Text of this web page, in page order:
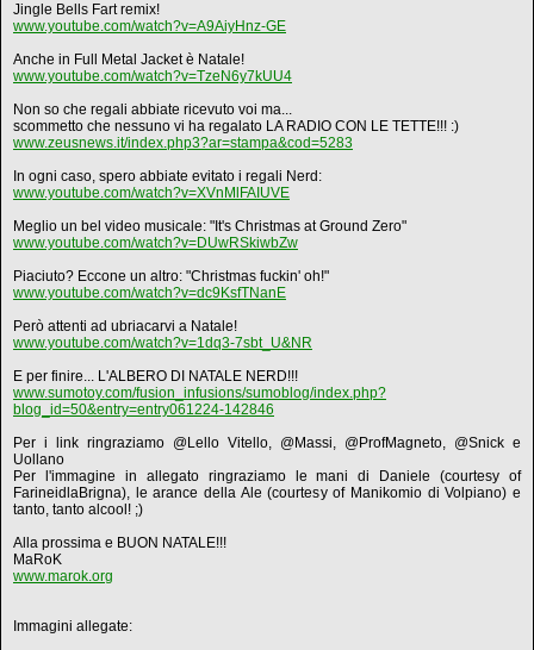
Jingle Bells Fart remix!
www.youtube.com/watch?v=A9AiyHnz-GE
Anche in Full Metal Jacket è Natale!
www.youtube.com/watch?v=TzeN6y7kUU4
Non so che regali abbiate ricevuto voi ma...
scommetto che nessuno vi ha regalato LA RADIO CON LE TETTE!!! :)
www.zeusnews.it/index.php3?ar=stampa&cod=5283
In ogni caso, spero abbiate evitato i regali Nerd:
www.youtube.com/watch?v=XVnMlFAIUVE
Meglio un bel video musicale: "It's Christmas at Ground Zero"
www.youtube.com/watch?v=DUwRSkiwbZw
Piaciuto? Eccone un altro: "Christmas fuckin' oh!"
www.youtube.com/watch?v=dc9KsfTNanE
Però attenti ad ubriacarvi a Natale!
www.youtube.com/watch?v=1dq3-7sbt_U&NR
E per finire... L'ALBERO DI NATALE NERD!!!
www.sumotoy.com/fusion_infusions/sumoblog/index.php?
blog_id=50&entry=entry061224-142846
Per i link ringraziamo @Lello Vitello, @Massi, @ProfMagneto, @Snick e
Uollano
Per l'immagine in allegato ringraziamo le mani di Daniele (courtesy of
FarineidlaBrigna), le arance della Ale (courtesy of Manikomio di Volpiano) e
tanto, tanto alcool! ;)
Alla prossima e BUON NATALE!!!
MaRoK
www.marok.org
Immagini allegate: